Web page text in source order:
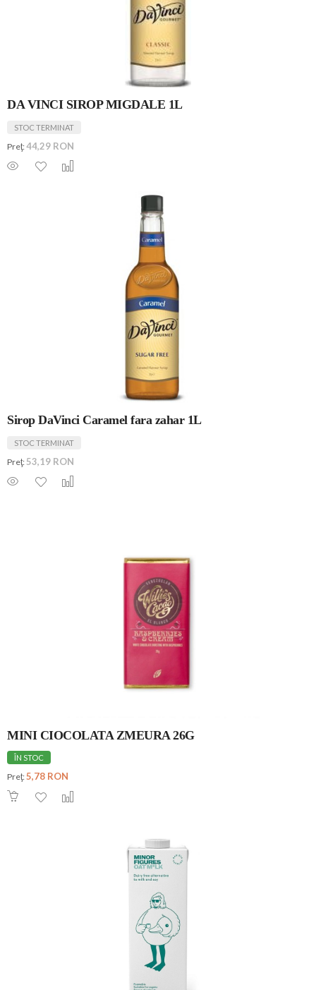
DA VINCI SIROP MIGDALE 1L
STOC TERMINAT
Preţ:44,29 RON
Sirop DaVinci Caramel fara zahar 1L
STOC TERMINAT
Preţ: 53,19 RON
MINI CIOCOLATA ZMEURA 26G
ÎN STOC
Preţ:5,78 RON